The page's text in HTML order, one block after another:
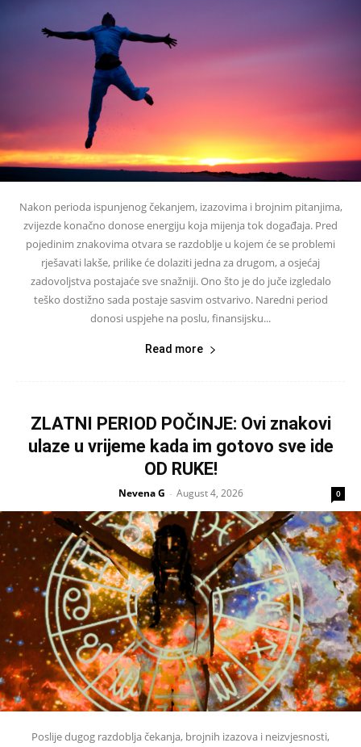
Nakon perioda ispunjenog čekanjem, izazovima i brojnim pitanjima,
zvijezde konačno donose energiju koja mijenja tok događaja. Pred
pojedinim znakovima otvara se razdoblje u kojem će se problemi
rješavati lakše, prilike će dolaziti jedna za drugom, a osjećaj
zadovoljstva postajaće sve snažniji. Ono što je do juče izgledalo
teško dostižno sada postaje sasvim ostvarivo. Naredni period
donosi uspjehe na poslu, finansijsku...
Read more
ZLATNI PERIOD POČINJE: Ovi znakovi
ulaze u vrijeme kada im gotovo sve ide
OD RUKE!
Nevena G - August 4, 2026 0
Poslije dugog razdoblja čekanja, brojnih izazova i neizvjesnosti,